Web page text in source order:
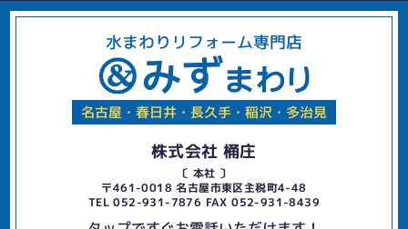
水まわりリフォーム専門店
名古屋・春日井・長久手・稲沢・多治見
株式会社 桶庄
〔 本社 〕
〒461-0018 名古屋市東区主税町4-48
TEL 052-931-7876 FAX 052-931-8439